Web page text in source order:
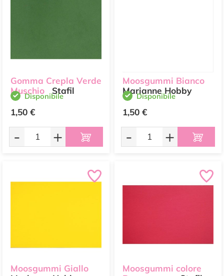
Gomma Crepla Verde
Muschio
Stafil
Disponibile
1,50 €
- +
Moosgummi Bianco
Marianne Hobby
Disponibile
1,50 €
- +
Moosgummi Giallo
Moosgummi colore